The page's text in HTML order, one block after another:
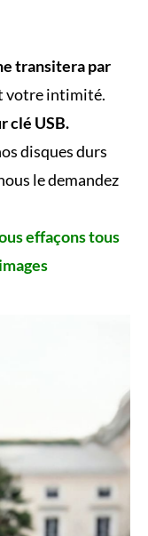
transitera par
votre intimité.
clé USB.
disques durs
le demandez
effaçons tous